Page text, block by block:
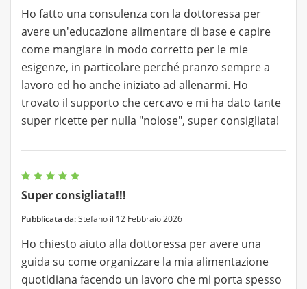
Ho fatto una consulenza con la dottoressa per
avere un'educazione alimentare di base e capire
come mangiare in modo corretto per le mie
esigenze, in particolare perché pranzo sempre a
lavoro ed ho anche iniziato ad allenarmi. Ho
trovato il supporto che cercavo e mi ha dato tante
super ricette per nulla "noiose", super consigliata!
Super consigliata!!!
Pubblicata da:Stefano il 12 Febbraio 2026
Ho chiesto aiuto alla dottoressa per avere una
guida su come organizzare la mia alimentazione
quotidiana facendo un lavoro che mi porta spesso